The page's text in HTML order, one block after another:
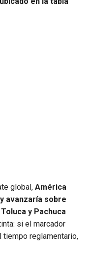
global, América
avanzaría sobre
y Pachuca
si el marcador
tiempo reglamentario,